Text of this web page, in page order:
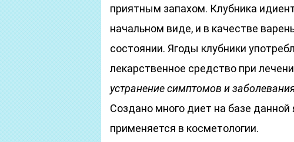
приятным запахом. Клубника
начальном виде, и в качестве
состоянии. Ягоды клубники
лекарственное средство при
устранение симптомов и
Создано много диет на базе
применяется в косметологии.